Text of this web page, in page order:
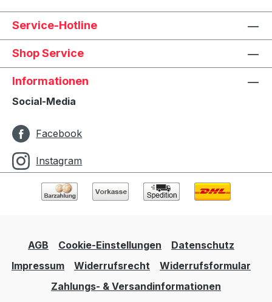
Service-Hotline
Shop Service
Informationen
Social-Media
Facebook
Instagram
AGB Cookie-Einstellungen
Datenschutz
Impressum
Widerrufsrecht
Widerrufsformular
Zahlungs- & Versandinformationen